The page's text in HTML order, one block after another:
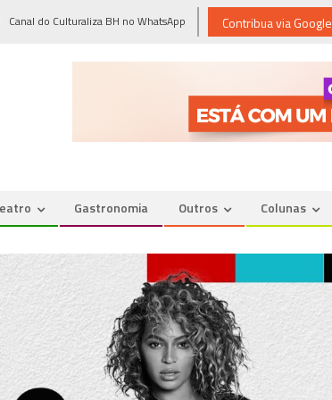
Canal do Culturaliza BH no WhatsApp Contribua via Google
Gastronomia Outros Colunas